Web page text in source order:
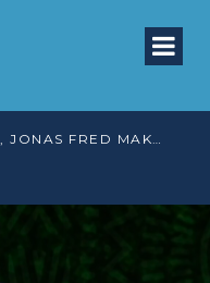
DEPUIS SA CELLULE À OUESSO, JONAS FRED MAKITA DÉNONCE CE QU’IL QUALIFIE DE DÉNI DE JUSTICE